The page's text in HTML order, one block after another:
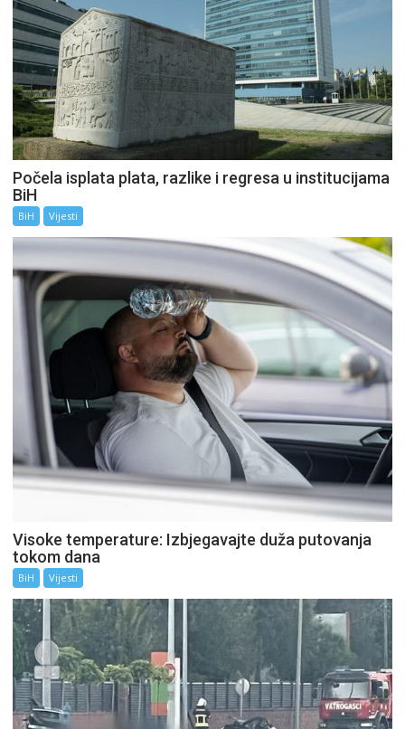
Počela isplata plata, razlike i regresa u institucijama
BiH
BiH Vijesti
Visoke temperature: Izbjegavajte duža putovanja
tokom dana
BiH Vijesti